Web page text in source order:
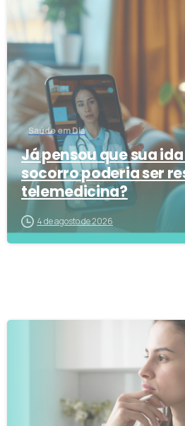
Saúde em Dia
Já pensou que sua
socorro poderia ser
telemedicina?
4 de agosto de 2026